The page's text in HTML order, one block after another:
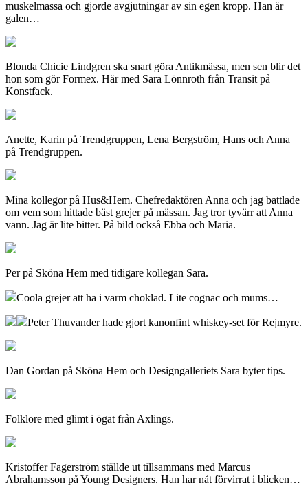
muskelmassa och gjorde avgjutningar av sin egen kropp. Han är
galen…
Blonda Chicie Lindgren ska snart göra Antikmässa, men sen blir det
hon som gör Formex. Här med Sara Lönnroth från Transit på
Konstfack.
Anette, Karin på Trendgruppen, Lena Bergström, Hans och Anna
på Trendgruppen.
Mina kollegor på Hus&Hem. Chefredaktören Anna och jag battlade
om vem som hittade bäst grejer på mässan. Jag tror tyvärr att Anna
vann. Jag är lite bitter. På bild också Ebba och Maria.
Per på Sköna Hem med tidigare kollegan Sara.
Coola grejer att ha i varm choklad. Lite cognac och mums…
Peter Thuvander hade gjort kanonfint whiskey-set för Rejmyre.
Dan Gordan på Sköna Hem och Designgalleriets Sara byter tips.
Folklore med glimt i ögat från Axlings.
Kristoffer Fagerström ställde ut tillsammans med Marcus
Abrahamsson på Young Designers. Han har nåt förvirrat i blicken…